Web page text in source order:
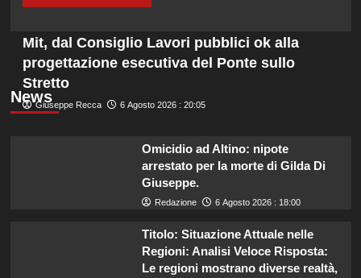
News
Mit, dal Consiglio Lavori pubblici ok alla
progettazione esecutiva del Ponte sullo
Stretto
Giuseppe Recca 6 Agosto 2026 : 20:05
Omicidio ad Altino: nipote
arrestato per la morte di Gilda Di
Giuseppe.
Redazione 6 Agosto 2026 : 18:00
Titolo: Situazione Attuale nelle
Regioni: Analisi Veloce Risposta:
Le regioni mostrano diverse realtà,